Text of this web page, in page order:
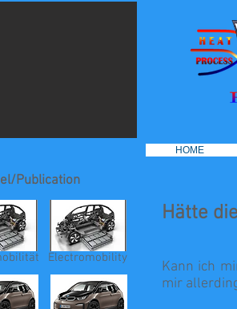
HOME
Hätte
Kann ich
mir
Publication
Electromobility
HOME